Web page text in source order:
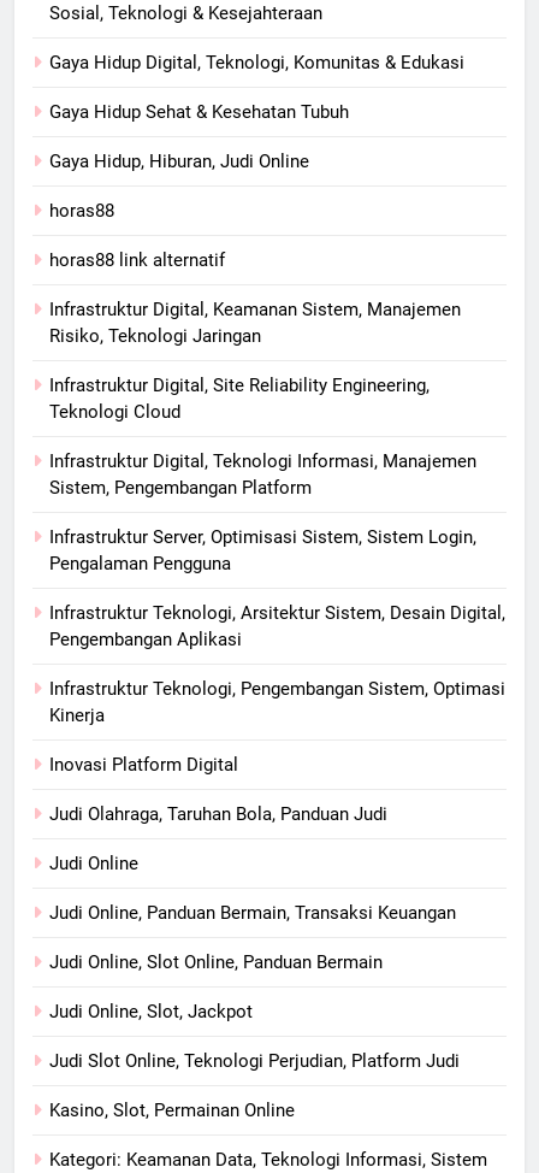
Sosial, Teknologi & Kesejahteraan
Gaya Hidup Digital, Teknologi, Komunitas & Edukasi
Gaya Hidup Sehat & Kesehatan Tubuh
Gaya Hidup, Hiburan, Judi Online
horas88
horas88 link alternatif
Infrastruktur Digital, Keamanan Sistem, Manajemen
Risiko, Teknologi Jaringan
Infrastruktur Digital, Site Reliability Engineering,
Teknologi Cloud
Infrastruktur Digital, Teknologi Informasi, Manajemen
Sistem, Pengembangan Platform
Infrastruktur Server, Optimisasi Sistem, Sistem Login,
Pengalaman Pengguna
Infrastruktur Teknologi, Arsitektur Sistem, Desain Digital,
Pengembangan Aplikasi
Infrastruktur Teknologi, Pengembangan Sistem, Optimasi
Kinerja
Inovasi Platform Digital
Judi Olahraga, Taruhan Bola, Panduan Judi
Judi Online
Judi Online, Panduan Bermain, Transaksi Keuangan
Judi Online, Slot Online, Panduan Bermain
Judi Online, Slot, Jackpot
Judi Slot Online, Teknologi Perjudian, Platform Judi
Kasino, Slot, Permainan Online
Kategori: Keamanan Data, Teknologi Informasi, Sistem